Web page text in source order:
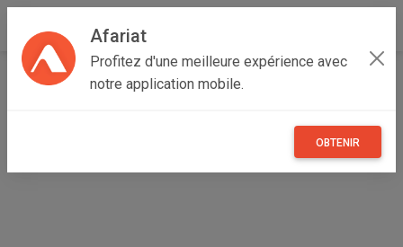
Afariat
Profitez d'une meilleure expérience avec
notre application mobile.
OBTENIR
Accueil Véhicules Cap bon - Sahel